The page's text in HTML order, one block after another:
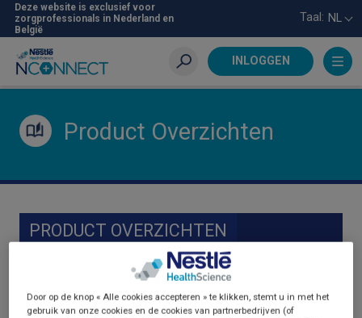
Skip
main
content
Deze website is exclusief voor
zorgprofessionals in Nederland en
België
Taal: NL
INLOGGEN
Zoeken
Product Overzichten
PRODUCT OVERZICHTEN
Door op de knop « Alle cookies accepteren » te klikken, stemt u in met het
gebruik van onze cookies en de cookies van partnerbedrijven (of